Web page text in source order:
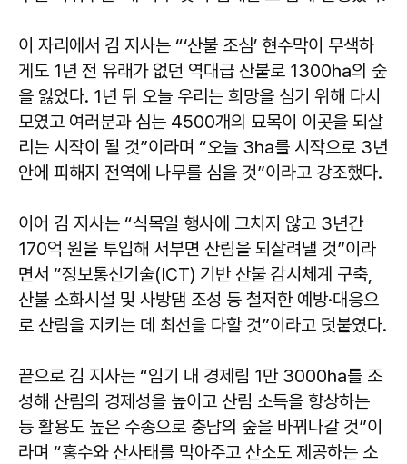
이 자리에서 김 지사는 “‘산불 조심’ 현수막이 무색하
게도 1년 전 유래가 없던 역대급 산불로 1300㏊의 숲
을 잃었다. 1년 뒤 오늘 우리는 희망을 심기 위해 다시
모였고 여러분과 심는 4500개의 묘목이 이곳을 되살
리는 시작이 될 것”이라며 “오늘 3㏊를 시작으로 3년
안에 피해지 전역에 나무를 심을 것”이라고 강조했다.
이어 김 지사는 “식목일 행사에 그치지 않고 3년간
170억 원을 투입해 서부면 산림을 되살려낼 것”이라
면서 “정보통신기술(ICT) 기반 산불 감시체계 구축,
산불 소화시설 및 사방댐 조성 등 철저한 예방·대응으
로 산림을 지키는 데 최선을 다할 것”이라고 덧붙였다.
끝으로 김 지사는 “임기 내 경제림 1만 3000㏊를 조
성해 산림의 경제성을 높이고 산림 소득을 향상하는
등 활용도 높은 수종으로 충남의 숲을 바꿔나갈 것”이
라며 “홍수와 산사태를 막아주고 산소도 제공하는 소